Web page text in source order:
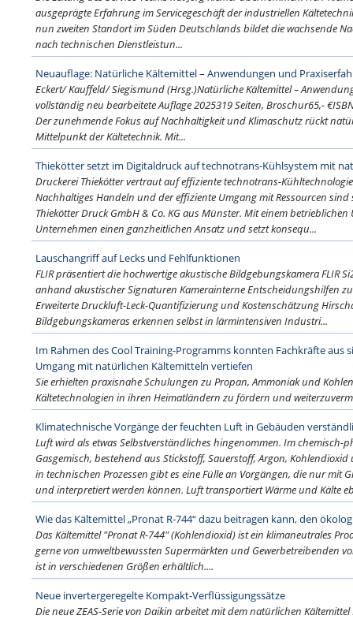
ausgeprägte Erfahrung im Servicegeschäft der industriellen
nun zweiten Standort im Süden Deutschlands bildet die wachsende
nach technischen Dienstleistun...
Neuauflage: Natürliche Kältemittel – Anwendungen und
Eckert/ Kauffeld/ Siegismund (Hrsg.)Natürliche Kältemittel –
vollständig neu bearbeitete Auflage 2025319 Seiten, Broschur65,-
Der zunehmende Fokus auf Nachhaltigkeit und Klimaschutz rückt
Mittelpunkt der Kältetechnik. Mit...
Thiekötter setzt im Digitaldruck auf technotrans-Kühlsystem mit
Druckerei Thiekötter vertraut auf effiziente technotrans-
Nachhaltiges Handeln und der effiziente Umgang mit Ressourcen
Thiekötter Druck GmbH & Co. KG aus Münster. Mit einem
Unternehmen einen ganzheitlichen Ansatz und setzt konsequ...
Lauschangriff auf Lecks und Fehlfunktionen
FLIR präsentiert die hochwertige akustische Bildgebungskamera FLIR
anhand akustischer Signaturen Kamerainterne Entscheidungshilfen
Erweiterte Druckluft-Leck-Quantifizierung und Kostenschätzung
Bildgebungskameras erkennen selbst in lärmintensiven Industri...
Im Rahmen des Cool Training-Programms konnten Fachkräfte aus
Umgang mit natürlichen Kältemitteln vertiefen
Sie erhielten praxisnahe Schulungen zu Propan, Ammoniak und
Kältetechnologien in ihren Heimatländern zu fördern und
Klimatechnische Vorgänge der feuchten Luft in Gebäuden
Luft wird als etwas Selbstverständliches hingenommen. Im chemisch-
Gasgemisch, bestehend aus Stickstoff, Sauerstoff, Argon,
in technischen Prozessen gibt es eine Fülle an Vorgängen, die nur mit
und interpretiert werden können. Luft transportiert Wärme und Kälte
Wie das Kältemittel „Pronat R-744“ dazu beitragen kann, den
Das Kältemittel "Pronat R-744" (Kohlendioxid) ist ein klimaneutrales
gerne von umweltbewussten Supermärkten und Gewerbetreibenden
ist in verschiedenen Größen erhältlich....
Neue invertergeregelte Kompakt-Verflüssigungssätze
Die neue ZEAS-Serie von Daikin arbeitet mit dem natürlichen